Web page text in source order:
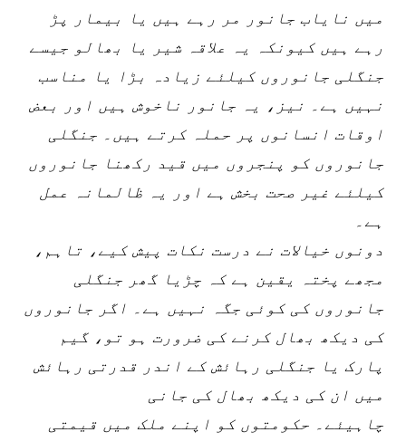
میں نایاب جانور مر رہے ہیں یا بیمار پڑ
رہے ہیں کیونکہ یہ علاقہ شیر یا بھالو جیسے
جنگلی جانوروں کیلئے زیادہ بڑا یا مناسب
نہیں ہے۔ نیز، یہ جانور ناخوش ہیں اور بعض
اوقات انسانوں پر حملہ کرتے ہیں۔ جنگلی
جانوروں کو پنجروں میں قید رکھنا جانوروں
کیلئے غیر صحت بخش ہے اور یہ ظالمانہ عمل
ہے۔
دونوں خیالات نے درست نکات پیش کیے، تاہم،
مجھے پختہ یقین ہے کہ چڑیا گھر جنگلی
جانوروں کی کوئی جگہ نہیں ہے۔ اگر جانوروں
کی دیکھ بھال کرنے کی ضرورت ہو تو، گيم
پارک یا جنگلی رہائش کے اندر قدرتی رہائش
میں ان کی دیکھ بھال کی جانی
چاہیئے۔ حکومتوں کو اپنے ملک میں قیمتی